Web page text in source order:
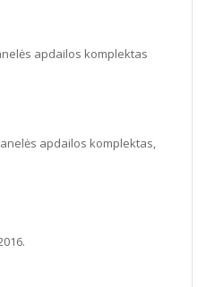
apdailos komplektas
apdailos komplektas,